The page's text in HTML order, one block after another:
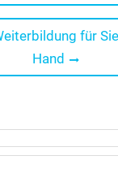
für
Hand